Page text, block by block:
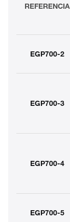
REFERENCIA
EGP700-2
EGP700-3
EGP700-4
EGP700-5